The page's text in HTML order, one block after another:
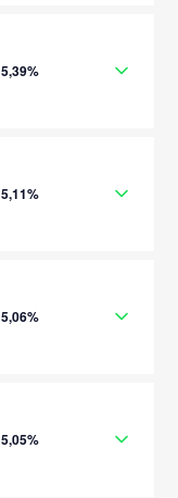
5,39%
5,11%
5,06%
5,05%